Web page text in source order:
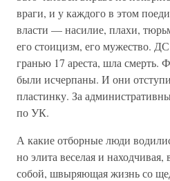
враги, и у каждого в этом
власти — насилие, плахи,
его стоицизм, его мужество.
гранью 17 ареста, шла смерть.
были исчерпаны. И они
пластинку. За
по УК.
А какие отборные люди
но элита веселая и
собой, швыряющая жизнь со